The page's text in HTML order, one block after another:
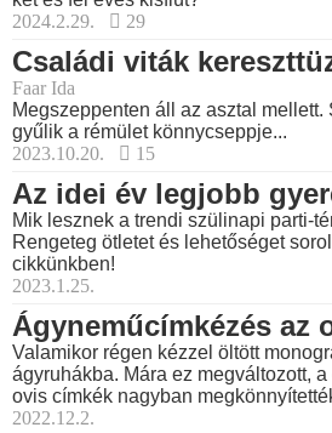
2024.2.29.
29
Családi viták
Faar Ida
Megszeppenten áll az asztal mellett.
gyűlik a rémület könnycseppje...
2023.10.20.
15
Az idei év legjobb
Mik lesznek a trendi szülinapi parti-
Rengeteg ötletet és lehetőséget
cikkünkben!
2023.1.25.
Ágyneműcímkézés az
Valamikor régen kézzel öltött
ágyruhákba. Mára ez megváltozott,
ovis címkék nagyban
2022.12.2.